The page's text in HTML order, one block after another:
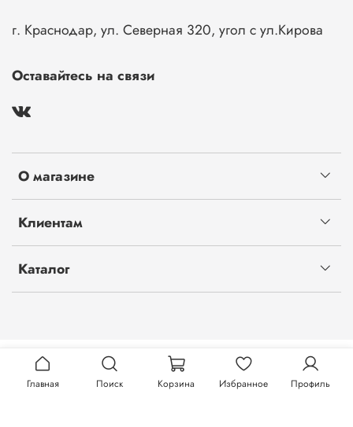
О магазине
Клиентам
Каталог
г. Краснодар, ул. Северная 320, угол с ул.Кирова
Оставайтесь на связи
Главная Поиск Корзина Избранное Профиль